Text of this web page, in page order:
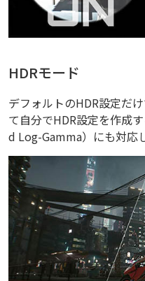
HDRモード
デフォルトのHDR設定だ
て自分でHDR設定を作成
d Log-Gamma）にも対応